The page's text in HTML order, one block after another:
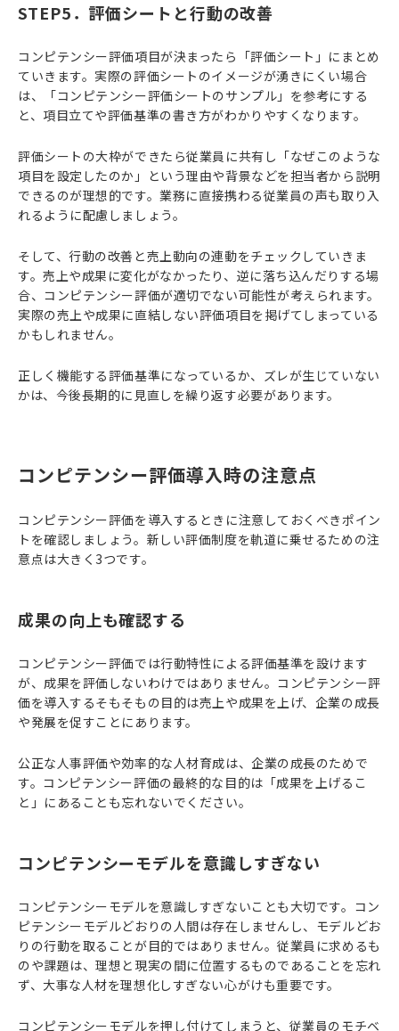
STEP5．評価シートと行動の改善
コンピテンシー評価項目が決まったら「評価シート」にまとめ
ていきます。実際の評価シートのイメージが湧きにくい場合
は、「コンピテンシー評価シートのサンプル」を参考にする
と、項目立てや評価基準の書き方がわかりやすくなります。
評価シートの大枠ができたら従業員に共有し「なぜこのような
項目を設定したのか」という理由や背景などを担当者から説明
できるのが理想的です。業務に直接携わる従業員の声も取り入
れるように配慮しましょう。
そして、行動の改善と売上動向の連動をチェックしていきま
す。売上や成果に変化がなかったり、逆に落ち込んだりする場
合、コンピテンシー評価が適切でない可能性が考えられます。
実際の売上や成果に直結しない評価項目を掲げてしまっている
かもしれません。
正しく機能する評価基準になっているか、ズレが生じていない
かは、今後長期的に見直しを繰り返す必要があります。
コンピテンシー評価導入時の注意点
コンピテンシー評価を導入するときに注意しておくべきポイン
トを確認しましょう。新しい評価制度を軌道に乗せるための注
意点は大きく3つです。
成果の向上も確認する
コンピテンシー評価では行動特性による評価基準を設けます
が、成果を評価しないわけではありません。コンピテンシー評
価を導入するそもそもの目的は売上や成果を上げ、企業の成長
や発展を促すことにあります。
公正な人事評価や効率的な人材育成は、企業の成長のためで
す。コンピテンシー評価の最終的な目的は「成果を上げるこ
と」にあることも忘れないでください。
コンピテンシーモデルを意識しすぎない
コンピテンシーモデルを意識しすぎないことも大切です。コン
ピテンシーモデルどおりの人間は存在しませんし、モデルどお
りの行動を取ることが目的ではありません。従業員に求めるも
のや課題は、理想と現実の間に位置するものであることを忘れ
ず、大事な人材を理想化しすぎない心がけも重要です。
コンピテンシーモデルを押し付けてしまうと、従業員のモチベ